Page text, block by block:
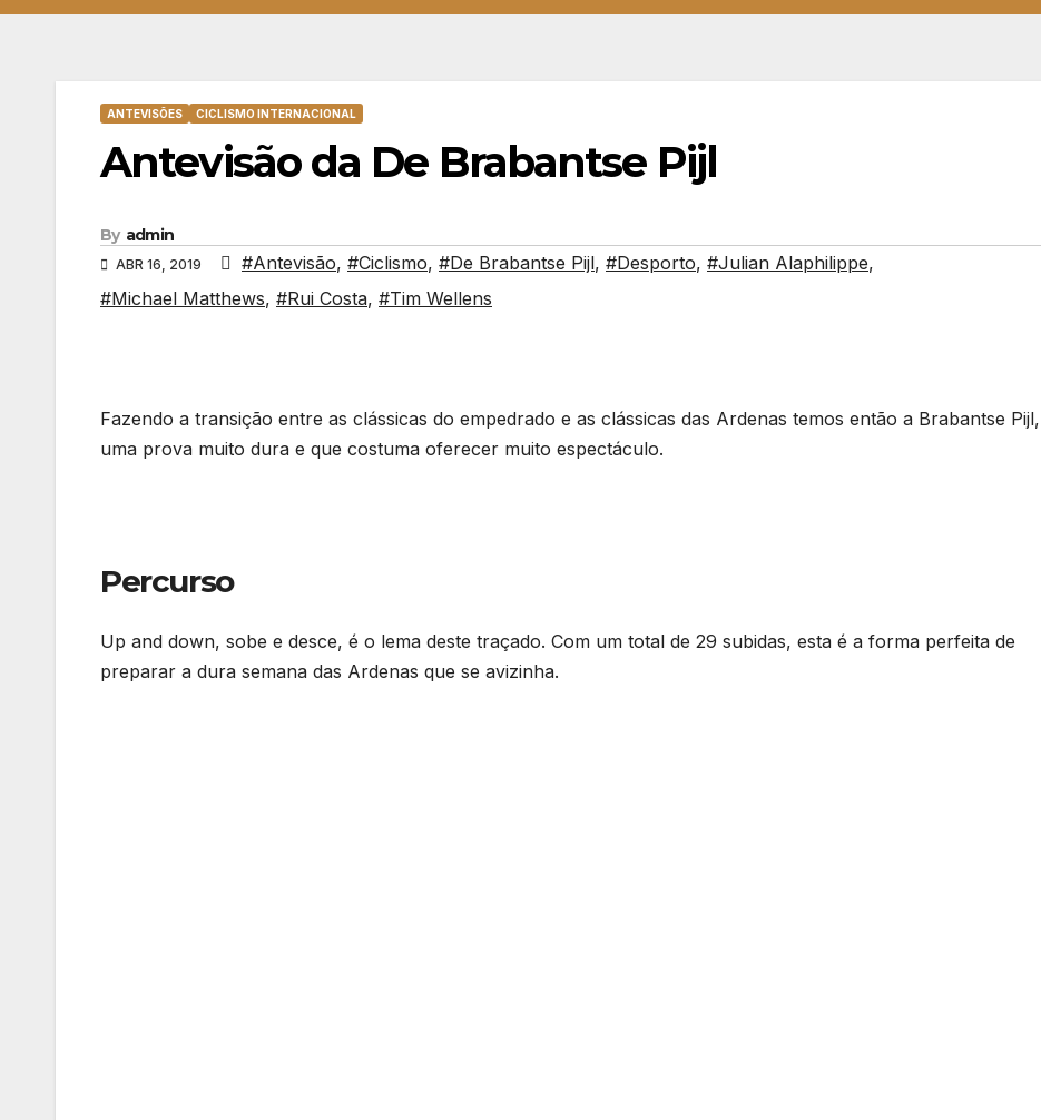
ANTEVISÕES CICLISMO INTERNACIONAL
Antevisão da De Brabantse Pijl
By admin
ABR 16, 2019 #Antevisão, #Ciclismo, #De Brabantse Pijl, #Desporto, #Julian Alaphilippe,
#Michael Matthews, #Rui Costa, #Tim Wellens
Fazendo a transição entre as clássicas do empedrado e as clássicas das Ardenas temos então a Brabantse Pijl,
uma prova muito dura e que costuma oferecer muito espectáculo.
Percurso
Up and down, sobe e desce, é o lema deste traçado. Com um total de 29 subidas, esta é a forma perfeita de
preparar a dura semana das Ardenas que se avizinha.